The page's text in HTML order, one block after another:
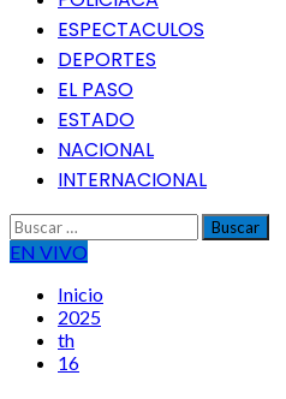
ESPECTACULOS
DEPORTES
EL PASO
ESTADO
NACIONAL
INTERNACIONAL
Buscar:
EN VIVO
Inicio
2025
th
16